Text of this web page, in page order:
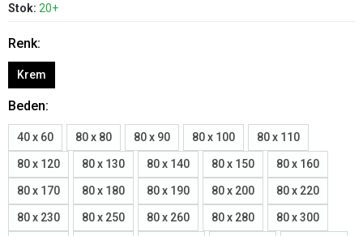
Stok: 20+
Renk:
Krem
Beden:
40 x 60 80 x 80 80 x 90 80 x 100 80 x 110
80 x 120 80 x 130 80 x 140 80 x 150 80 x 160
80 x 170 80 x 180 80 x 190 80 x 200 80 x 220
80 x 230 80 x 250 80 x 260 80 x 280 80 x 300